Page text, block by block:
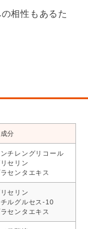
相性もあるた
分
ンチレングリコール
リセリン
ラセンタエキス
リセリン
チルグルセス-10
ラセンタエキス